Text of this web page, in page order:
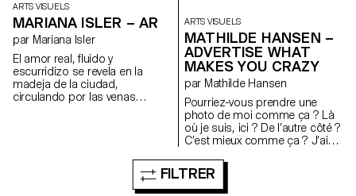
ARTS VISUELS
MARIANA ISLER – AR
par Mariana Isler
El amor real, fluido y
escurridizo se revela en la
madeja de la ciudad,
circulando por las venas
ARTS VISUELS
MATHILDE HANSEN –
ADVERTISE WHAT
MAKES YOU CRAZY
par Mathilde Hansen
Pourriez-vous prendre une
photo de moi comme ça ? Là
où je suis, ici ? De l’autre côté ?
C’est mieux comme ça ? J’ai
plus souriante ? Plus sérieuse,
ok Génial.
FILTRER